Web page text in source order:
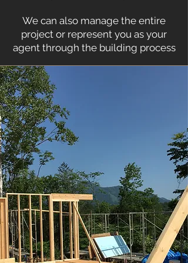
We can also manage the entire
project or represent you as your
agent through the building process